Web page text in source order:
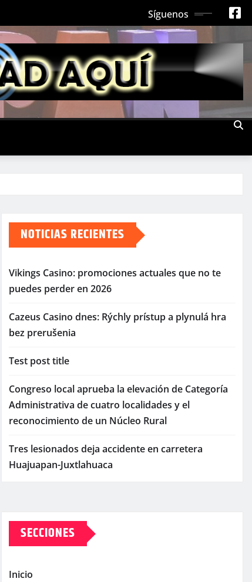
Síguenos
NOTICIAS RECIENTES
Vikings Casino: promociones actuales que no te
puedes perder en 2026
Cazeus Casino dnes: Rýchly prístup a plynulá hra
bez prerušenia
Test post title
Congreso local aprueba la elevación de Categoría
Administrativa de cuatro localidades y el
reconocimiento de un Núcleo Rural
Tres lesionados deja accidente en carretera
Huajuapan-Juxtlahuaca
SECCIONES
Inicio